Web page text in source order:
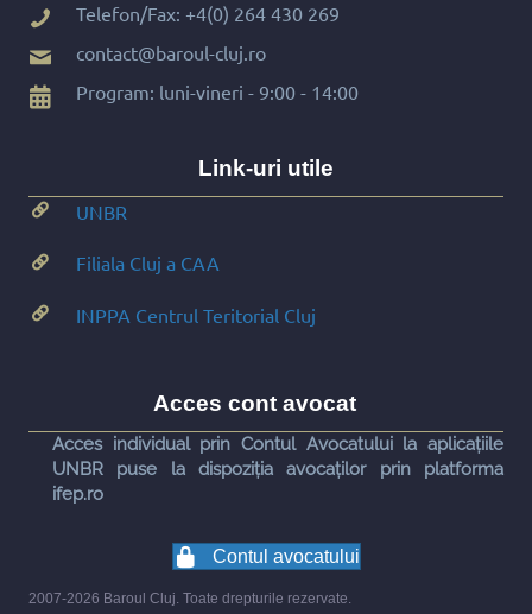
Telefon/Fax: +4(0) 264 430 269
contact@baroul-cluj.ro
Program: luni-vineri - 9:00 - 14:00
Link-uri utile
UNBR
Filiala Cluj a CAA
INPPA Centrul Teritorial Cluj
Acces cont avocat
Acces individual prin Contul Avocatului la aplicațiile
UNBR puse la dispoziția avocaților prin platforma
ifep.ro
Contul avocatului
2007-2026 Baroul Cluj. Toate drepturile rezervate.